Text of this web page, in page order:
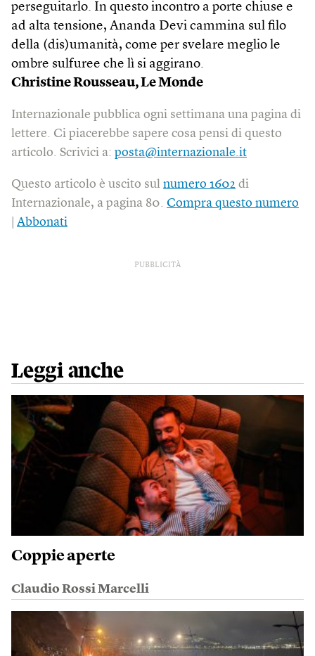
perseguitarlo. In questo incontro a porte chiuse e
ad alta tensione, Ananda Devi cammina sul filo
della (dis)umanità, come per svelare meglio le
ombre sulfuree che lì si aggirano.
Christine Rousseau, Le Monde
Internazionale pubblica ogni settimana una pagina di
lettere. Ci piacerebbe sapere cosa pensi di questo
articolo. Scrivici a: posta@internazionale.it
Questo articolo è uscito sul numero 1602 di
Internazionale, a pagina 80. Compra questo numero
Abbonati
PUBBLICITÀ
Leggi anche
Coppie aperte
Claudio Rossi Marcelli